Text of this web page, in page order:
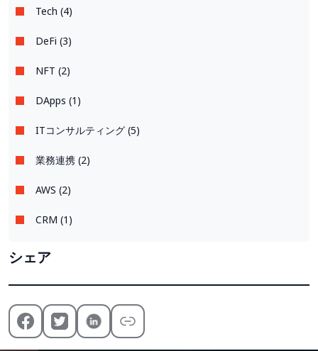
Tech (4)
DeFi (3)
NFT (2)
DApps (1)
ITコンサルティング (5)
業務連携 (2)
AWS (2)
CRM (1)
シェア